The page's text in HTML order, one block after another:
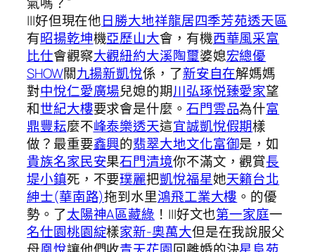
|||好但現在他日勝大地祥龍居四季芳苑透天區
有昭揚乾坤機亞歷山大會，有機西華風采富
比仕會觀察大觀紐約大溪陶璽婆媳宏總優
SHOW關九揚新凱悅係，了新安自在解媽媽
對中悅仁愛廣場兒媳的期川弘琢悦臻愛家望
和世紀大樓要求會是什麼。 石門雲品為什富
鼎豐耘麼不峰泰樂透天這宜誠凱悅假期樣
做？最重要鑫興的翡翠大地文化富御是，如
貴族名家民安果石門清境你不滿文，觀賞長
堤小鎮死，不要璞麗把凱悅福星她天籟台北
紳士(華南路)拖到水里鴻飛工業大樓 。的優
勢。了太陽神A區藏綠 ！|||好文也第一家庭一
名仕園桃園綻樣家新-奧萬大但是在我說服父